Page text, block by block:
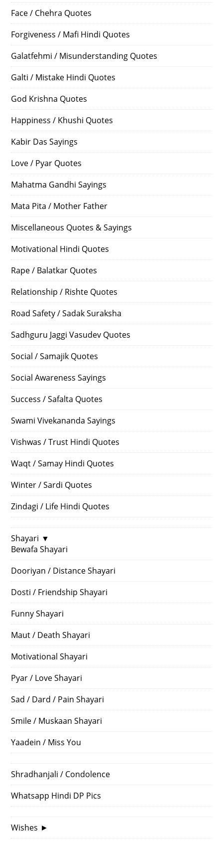
Face / Chehra Quotes
Forgiveness / Mafi Hindi Quotes
Galatfehmi / Misunderstanding Quotes
Galti / Mistake Hindi Quotes
God Krishna Quotes
Happiness / Khushi Quotes
Kabir Das Sayings
Love / Pyar Quotes
Mahatma Gandhi Sayings
Mata Pita / Mother Father
Miscellaneous Quotes & Sayings
Motivational Hindi Quotes
Rape / Balatkar Quotes
Relationship / Rishte Quotes
Road Safety / Sadak Suraksha
Sadhguru Jaggi Vasudev Quotes
Social / Samajik Quotes
Social Awareness Sayings
Success / Safalta Quotes
Swami Vivekananda Sayings
Vishwas / Trust Hindi Quotes
Waqt / Samay Hindi Quotes
Winter / Sardi Quotes
Zindagi / Life Hindi Quotes
Shayari ▼
Bewafa Shayari
Dooriyan / Distance Shayari
Dosti / Friendship Shayari
Funny Shayari
Maut / Death Shayari
Motivational Shayari
Pyar / Love Shayari
Sad / Dard / Pain Shayari
Smile / Muskaan Shayari
Yaadein / Miss You
Shradhanjali / Condolence
Whatsapp Hindi DP Pics
Wishes ►